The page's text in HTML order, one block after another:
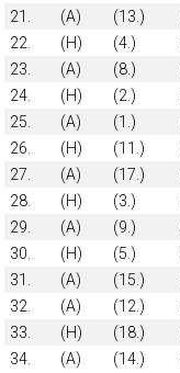
21.
(A) (13.)
22.
(H) (4.)
23.
(A) (8.)
24.
(H) (2.)
25.
(A) (1.)
26.
(H) (11.)
27.
(A) (17.)
28.
(H) (3.)
29.
(A) (9.)
30.
(H) (5.)
31.
(A) (15.)
32.
(A) (12.)
33.
(H) (18.)
34.
(A) (14.)